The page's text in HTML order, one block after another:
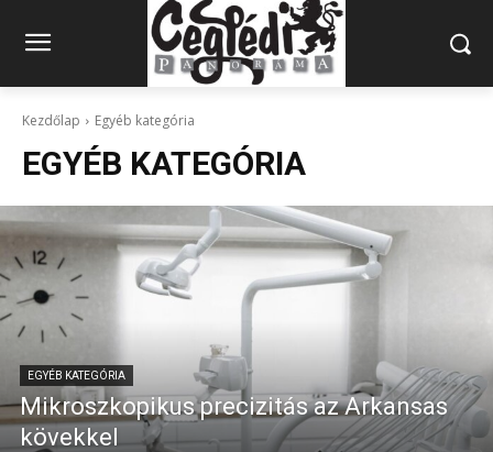
Kezdőlap Egyéb kategória
EGYÉB KATEGÓRIA
EGYÉB KATEGÓRIA
Mikroszkopikus precizitás az Arkansas
kövekkel